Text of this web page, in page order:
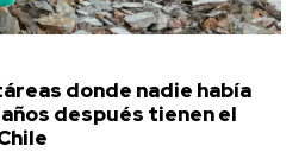
donde nadie había
después tienen el